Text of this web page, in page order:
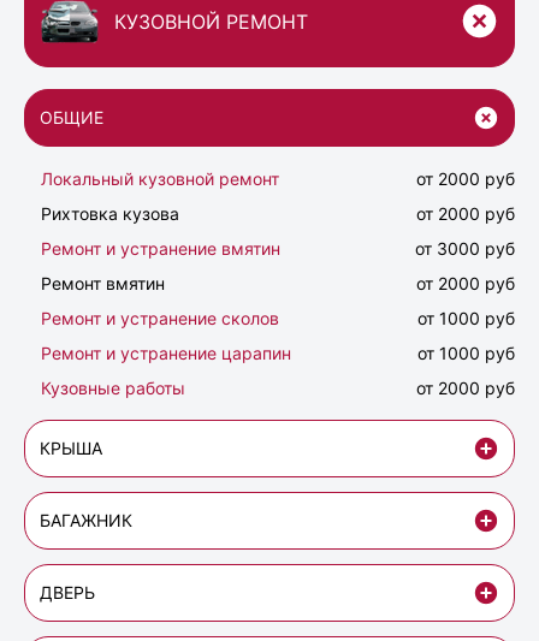
КУЗОВНОЙ РЕМОНТ
ОБЩИЕ
Локальный кузовной ремонт
от 2000 руб
Рихтовка кузова
от 2000 руб
Ремонт и устранение вмятин
от 3000 руб
Ремонт вмятин
от 2000 руб
Ремонт и устранение сколов
от 1000 руб
Ремонт и устранение царапин
от 1000 руб
Кузовные работы
от 2000 руб
КРЫША
БАГАЖНИК
ДВЕРЬ